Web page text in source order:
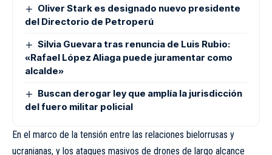
Oliver Stark es designado nuevo presidente
del Directorio de Petroperú
Silvia Guevara tras renuncia de Luis Rubio:
«Rafael López Aliaga puede juramentar como
alcalde»
Buscan derogar ley que amplía la jurisdicción
del fuero militar policial
En el marco de la tensión entre las relaciones bielorrusas y
ucranianas, y los ataques masivos de drones de largo alcance